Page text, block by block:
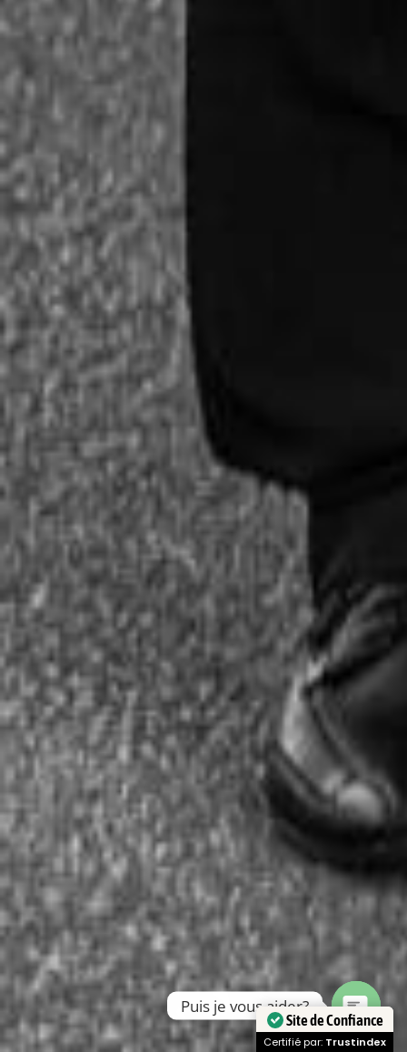
Puis je vous aider?
Open
Site de Confiance
Certifié par: Trustindex